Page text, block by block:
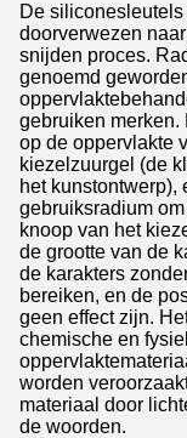
De
doorverwezen
snijden proces.
genoemd
gebruiken
op de oppervlakte
kiezelzuurgel (de
het kunstontwerp),
gebruiksradium
knoop van het
de grootte van de
de karakters
bereiken, en de
geen effect zijn.
chemische en
worden
materiaal door
de woorden.